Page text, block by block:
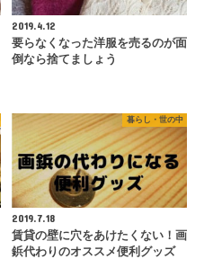
2019.4.12
要らなくなった洋服を売るのが面
倒なら捨てましょう
暮らし・世の中
2019.7.18
賃貸の壁に穴をあけたくない！画
鋲代わりのオススメ便利グッズ